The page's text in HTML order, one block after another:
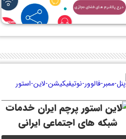
خدمات
شبکه های اجتماعی ایرانی